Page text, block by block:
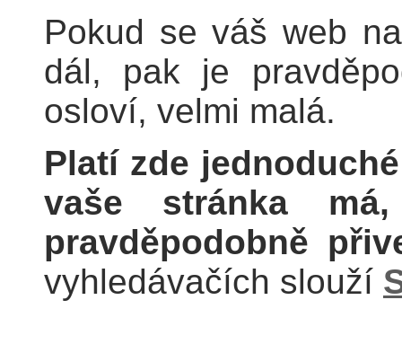
Pokud se váš web
dál, pak je
osloví, velmi malá.
Platí zde
vaše stránka
pravděpodobně
vyhledávačích slouží